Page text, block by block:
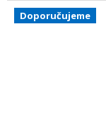
Doporučujeme